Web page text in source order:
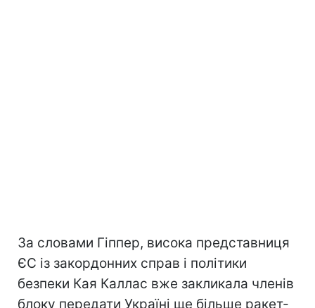
За словами Гіппер, висока представниця
ЄС із закордонних справ і політики
безпеки Кая Каллас вже закликала членів
блоку передати Україні ще більше ракет-